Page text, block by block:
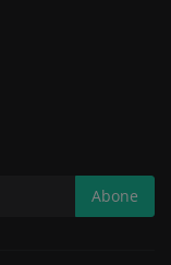
Abone